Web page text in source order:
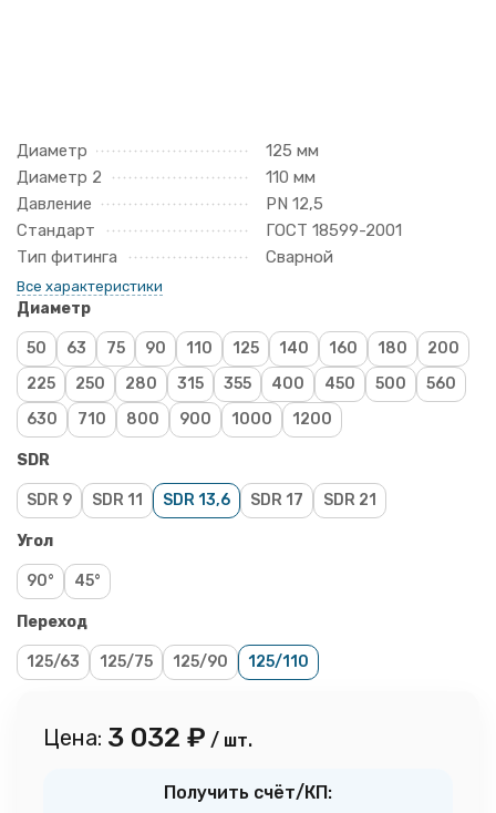
Диаметр
125 мм
Диаметр 2
110 мм
Давление
PN 12,5
Стандарт
ГОСТ 18599-2001
Тип фитинга
Сварной
Все характеристики
Диаметр
50 63 75 90 110 125 140 160 180
200
225
250 280 315 355 400 450 500
560
630
710 800 900 1000 1200
SDR
SDR 9 SDR 11 SDR 13,6 SDR 17 SDR 21
Угол
90° 45°
Переход
125/63 125/75 125/90 125/110
Цена: 3 032 ₽ / шт.
Получить счёт/КП: